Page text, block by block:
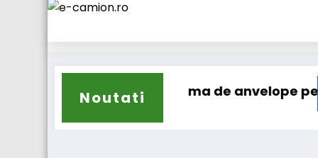
Noutati
extinde gama de anvelope pentru camioane
Lars